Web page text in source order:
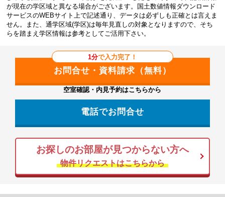
が現在の学区域と異なる場合がございます。国土数値情報ダウンロード
サービスのWEBサイト上で記述通り、データは必ずしも正確とは言えま
せん。また、通学区域(学区)は毎年見直しの対象となりますので、そち
らを踏まえ学区情報は参考としてご活用下さい。
1分で入力完了！
空室確認・内見予約はこちらから
電話でお問合せ
お探しのお部屋が見つからない方へ
物件リクエストはこちらから